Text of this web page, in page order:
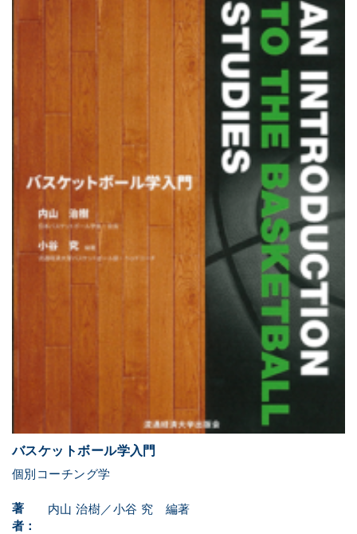
バスケットボール学入門
個別コーチング学
著
者：
内山 治樹／小谷 究 編著